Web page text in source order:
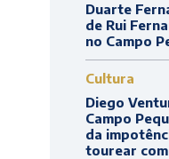
Duarte
de Rui
no Campo
Cultura
Diego
Campo
da
tourear